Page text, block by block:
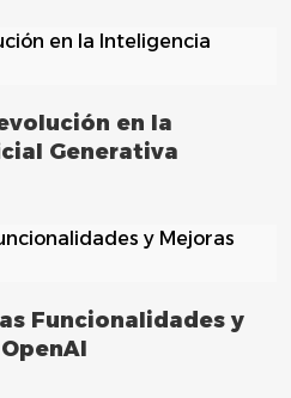
en la
Generativa
Funcionalidades y